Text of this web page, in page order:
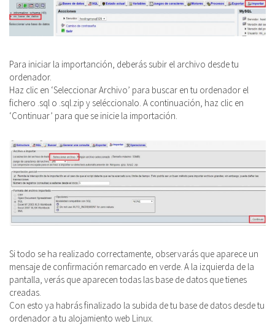
Para iniciar la importanción, deberás subir el archivo desde tu
ordenador.
Haz clic en ‘Seleccionar Archivo’ para buscar en tu ordenador el
fichero .sql o .sql.zip y seléccionalo. A continuación, haz clic en
‘Continuar’ para que se inicie la importación.
Si todo se ha realizado correctamente, observarás que aparece un
mensaje de confirmación remarcado en verde. A la izquierda de la
pantalla, verás que aparecen todas las base de datos que tienes
creadas.
Con esto ya habrás finalizado la subida de tu base de datos desde tu
ordenador a tu alojamiento web Linux.